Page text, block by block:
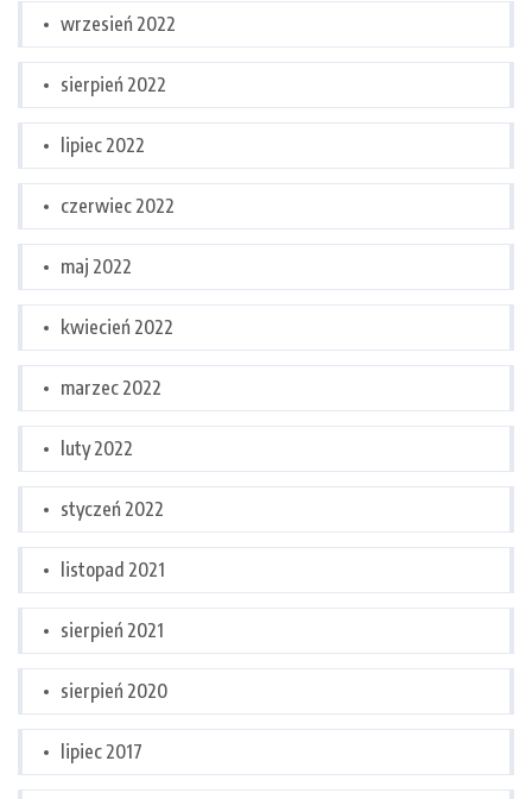
wrzesień 2022
sierpień 2022
lipiec 2022
czerwiec 2022
maj 2022
kwiecień 2022
marzec 2022
luty 2022
styczeń 2022
listopad 2021
sierpień 2021
sierpień 2020
lipiec 2017